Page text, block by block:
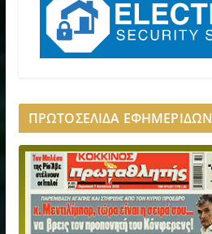
ΠΡΩΤΟΣΕΛΙΔΑ ΕΦΗΜΕΡΙΔΩΝ